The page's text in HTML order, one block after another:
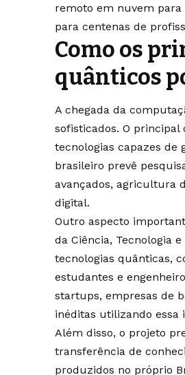
remoto em nuvem para
para centenas de
Como os
quânticos
A chegada da
sofisticados. O
tecnologias capazes de
brasileiro prevê
avançados, agricultura
digital.
Outro aspecto
da Ciência, Tecnologia
tecnologias quânticas,
estudantes e
startups, empresas de
inéditas utilizando
Além disso, o projeto
transferência de
produzidos no próprio